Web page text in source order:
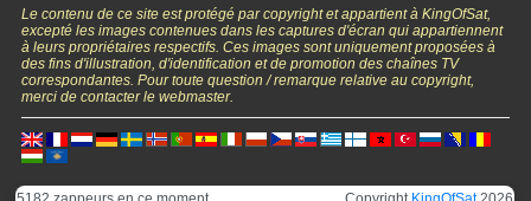
Le contenu de ce site est protégé par copyright et appartient à KingOfSat,
excepté les images contenues dans les captures d'écran qui appartiennent
à leurs propriétaires respectifs. Ces images sont uniquement proposées à
des fins d'illustration, d'identification et de promotion des chaînes TV
correspondantes. Pour toute question / remarque relative au copyright,
merci de contacter le webmaster.